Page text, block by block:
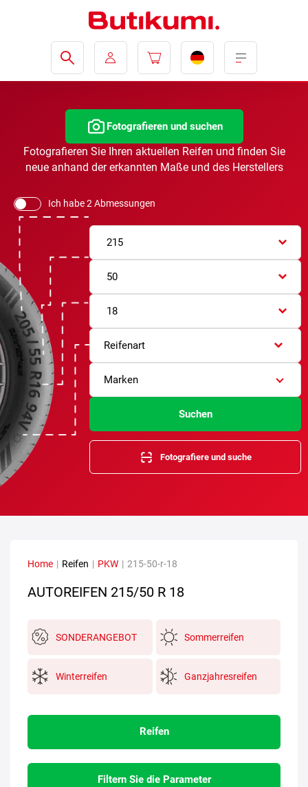
Fotografieren und suchen
Fotografieren Sie Ihren aktuellen Reifen und finden Sie
neue anhand der erkannten Maße und des Herstellers
Ich habe 2 Abmessungen
215
50
18
Reifenart
Marken
Suchen
Fotografiere und suche
Home | Reifen | PKW | 215-50-r-18
AUTOREIFEN 215/50 R 18
SONDERANGEBOT Sommerreifen
Winterreifen Ganzjahresreifen
Reifen
Filtern Sie die Parameter